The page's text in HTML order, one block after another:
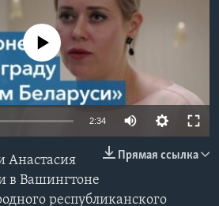
currently available
2:34
Прямая ссылка
Анастасия
в Вашингтоне
республиканского